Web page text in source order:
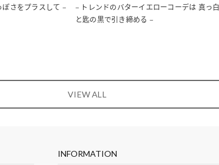
さをプラスして –
– トレンドのバターイエローコーデは 真っ
と匙の黒で引き締める –
VIEW ALL
INFORMATION